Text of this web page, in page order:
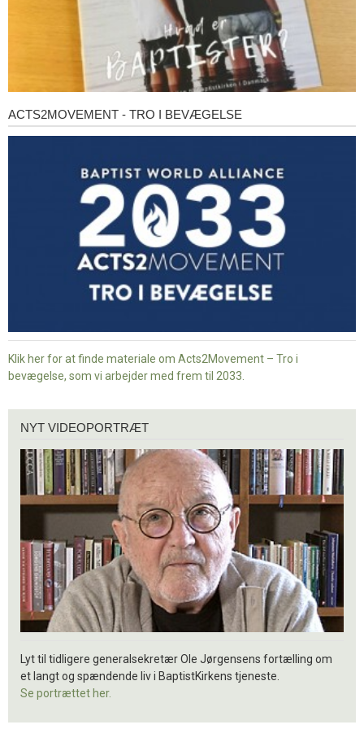
Acts2Movement
-
ACTS2MOVEMENT - TRO I BEVÆGELSE
Klik her for at finde materiale om Acts2Movement – Tro i
bevægelse, som vi arbejder med frem til 2033.
videoportræt
NYT VIDEOPORTRÆT
Lyt til tidligere generalsekretær Ole Jørgensens fortælling om
et langt og spændende liv i BaptistKirkens tjeneste.
Se portrættet her.